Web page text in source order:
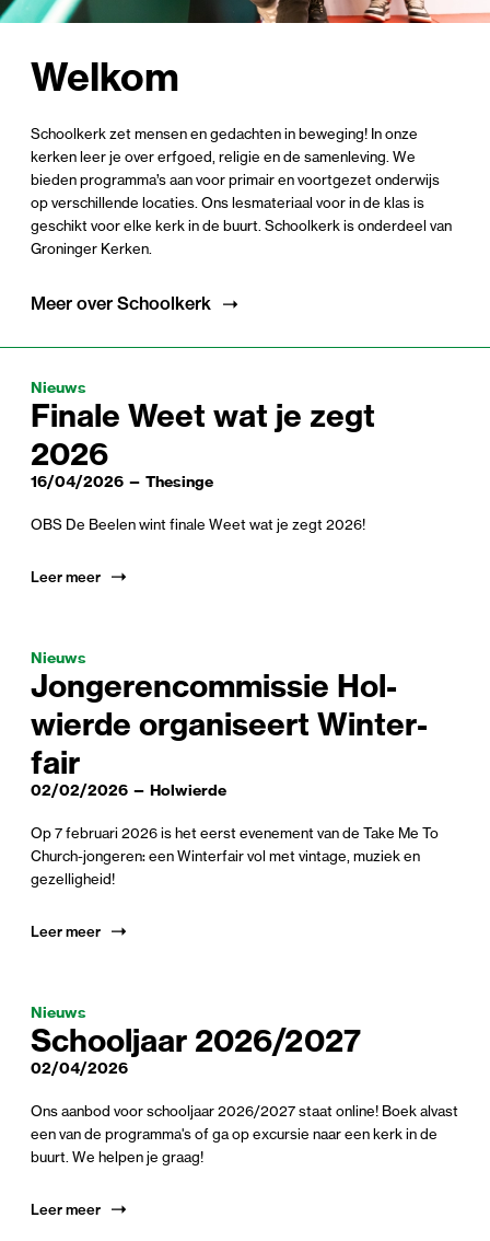
Welkom
Schoolkerk zet mensen en gedachten in beweging! In onze
kerken leer je over erfgoed, religie en de samenleving. We
bieden programma’s aan voor primair en voortgezet onderwijs
op verschillende locaties. Ons lesmateriaal voor in de klas is
geschikt voor elke kerk in de buurt. Schoolkerk is onderdeel van
Groninger Kerken.
Meer over Schoolkerk
Nieuws
Finale Weet wat je zegt
2026
16/04/2026 — Thesinge
OBS De Beelen wint finale Weet wat je zegt 2026!
Leer meer
Nieuws
Jon­geren­com­missie Hol­
wierde organ­iseert Win­ter­
fair
02/02/2026 — Holwierde
Op 7 februari 2026 is het eerst evenement van de Take Me To
Church-jongeren: een Winterfair vol met vintage, muziek en
gezelligheid!
Leer meer
Nieuws
School­jaar 2026/2027
02/04/2026
Ons aanbod voor schooljaar 2026/2027 staat online! Boek alvast
een van de programma's of ga op excursie naar een kerk in de
buurt. We helpen je graag!
Leer meer